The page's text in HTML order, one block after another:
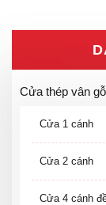
Cửa thép vân gỗ
Cửa 1 cánh
Cửa 2 cánh
Cửa 4 cánh